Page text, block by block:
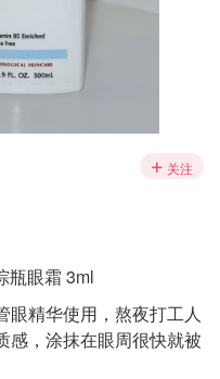
关注
瓶眼霜 3ml
眼精华使用，熬夜打工人
感，涂抹在眼周很快就被